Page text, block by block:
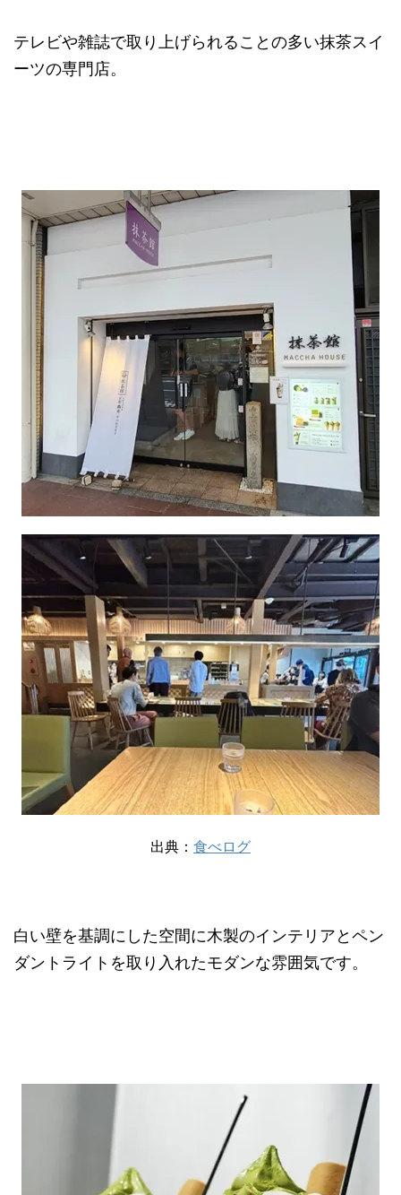
テレビや雑誌で取り上げられることの多い抹茶スイ
ーツの専門店。
出典： 食べログ
白い壁を基調にした空間に木製のインテリアとペン
ダントライトを取り入れたモダンな雰囲気です。